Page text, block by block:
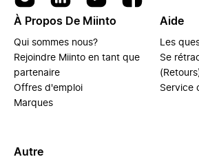
À Propos De Miinto
Qui sommes nous?
Rejoindre Miinto en tant que
partenaire
Offres d'emploi
Marques
Aide
Les
Se
Service
Autre